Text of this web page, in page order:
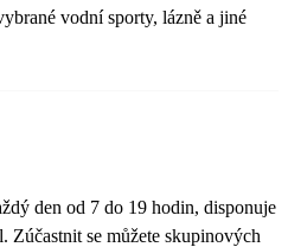
vodní sporty, lázně a jiné
den od 7 do 19 hodin, disponuje
Zúčastnit se můžete skupinových